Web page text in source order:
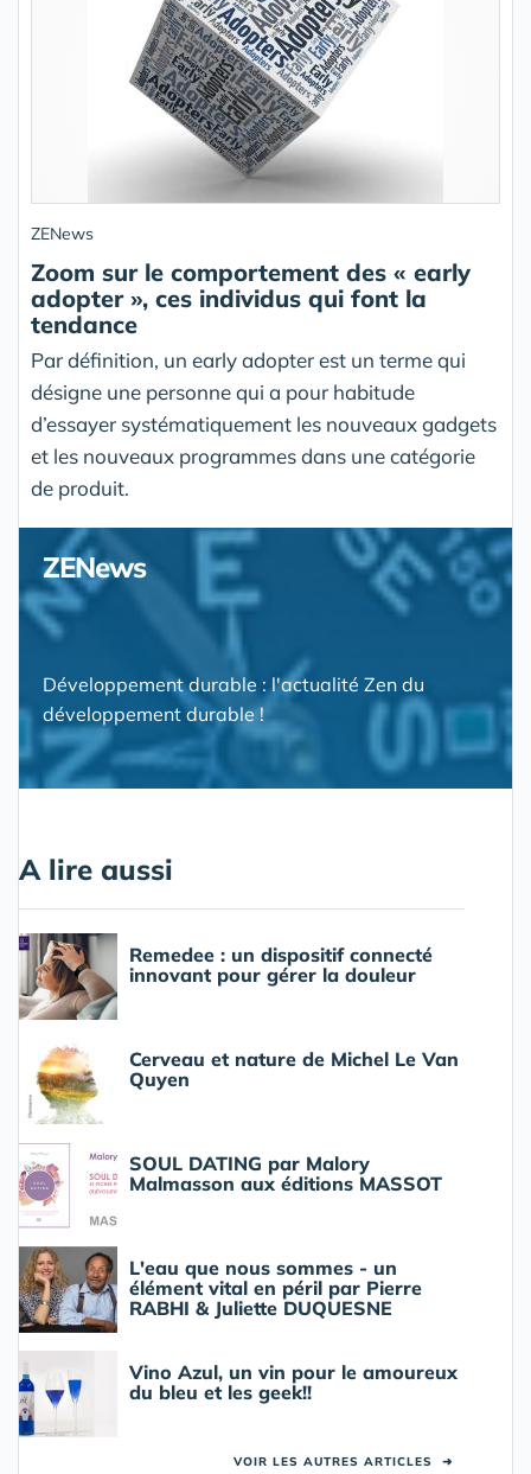
ZENews
Zoom sur le comportement des « early
adopter », ces individus qui font la
tendance
Par définition, un early adopter est un terme qui
désigne une personne qui a pour habitude
d’essayer systématiquement les nouveaux gadgets
et les nouveaux programmes dans une catégorie
de produit.
ZENews
Développement durable : l'actualité Zen du
développement durable !
A lire aussi
Remedee : un dispositif connecté
innovant pour gérer la douleur
Cerveau et nature de Michel Le Van
Quyen
SOUL DATING par Malory
Malmasson aux éditions MASSOT
L'eau que nous sommes - un
élément vital en péril par Pierre
RABHI & Juliette DUQUESNE
Vino Azul, un vin pour le amoureux
du bleu et les geek!!
VOIR LES AUTRES ARTICLES ➜